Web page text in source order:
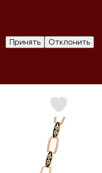
Принять Отклонить